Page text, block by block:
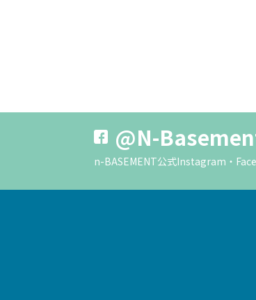
@N-
n-BASEMENT公式Instagram・